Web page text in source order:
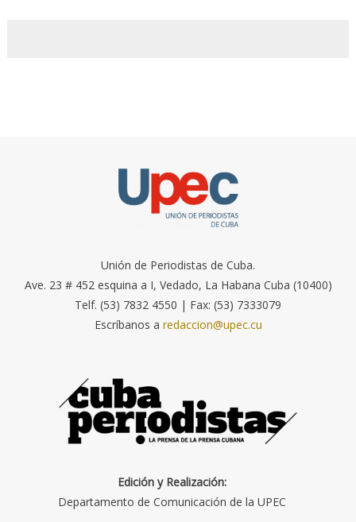
Unión de Periodistas de Cuba.
Ave. 23 # 452 esquina a I, Vedado, La Habana Cuba (10400)
Telf. (53) 7832 4550 | Fax: (53) 7333079
Escríbanos a redaccion@upec.cu
Edición y Realización:
Departamento de Comunicación de la UPEC